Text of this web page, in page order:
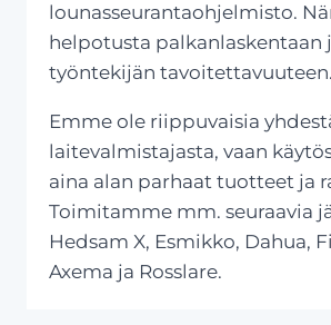
lounasseurantaohjelmisto.
helpotusta palkanlaskentaan
työntekijän tavoitettavuuteen.
Emme ole riippuvaisia
laitevalmistajasta, vaan
aina alan parhaat tuotteet ja
Toimitamme mm. seuraavia
Hedsam X, Esmikko, Dahua,
Axema ja Rosslare.